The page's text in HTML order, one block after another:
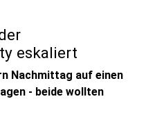
eskaliert
Nachmittag auf einen
- beide wollten